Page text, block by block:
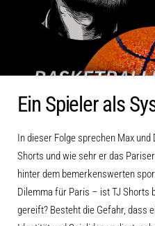
Ein Spieler als
In dieser Folge sprechen Max und
Shorts und wie sehr er das
hinter dem bemerkenswerten
Dilemma für Paris – ist TJ Shorts
gereift? Besteht die Gefahr, dass